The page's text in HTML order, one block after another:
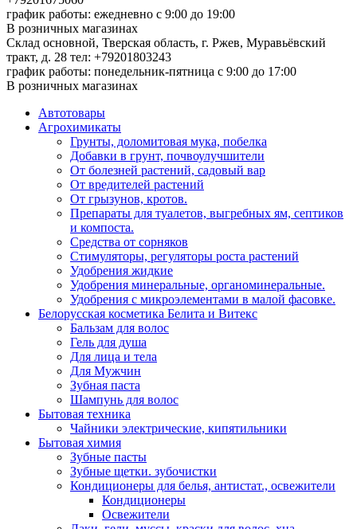
график работы: ежедневно с 9:00 до 19:00
В розничных магазинах
Склад основной, Тверская область, г. Ржев, Муравьёвский
тракт, д. 28 тел: +79201803243
график работы: понедельник-пятница с 9:00 до 17:00
В розничных магазинах
Автотовары
Агрохимикаты
Грунты, доломитовая мука, побелка
Добавки в грунт, почвоулучшители
От болезней растений, садовый вар
От вредителей растений
От грызунов, кротов.
Препараты для туалетов, выгребных ям, септиков
и компоста.
Средства от сорняков
Стимуляторы, регуляторы роста растений
Удобрения жидкие
Удобрения минеральные, органоминеральные.
Удобрения с микроэлементами в малой фасовке.
Белорусская косметика Белита и Витекс
Бальзам для волос
Гель для душа
Для лица и тела
Для Мужчин
Зубная паста
Шампунь для волос
Бытовая техника
Чайники электрические, кипятильники
Бытовая химия
Зубные пасты
Зубные щетки. зубочистки
Кондиционеры для белья, антистат., освежители
Кондиционеры
Освежители